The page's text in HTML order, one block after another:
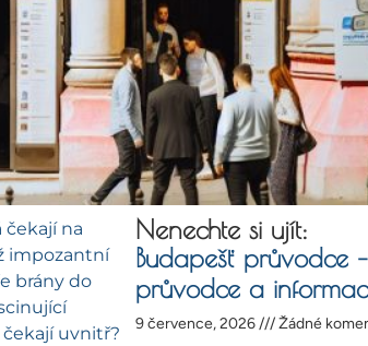
na
impozantní
brány do
uvnitř?
Nenechte si ujít:
Budapešť průvodce
průvodce a
9 července, 2026 Žádné